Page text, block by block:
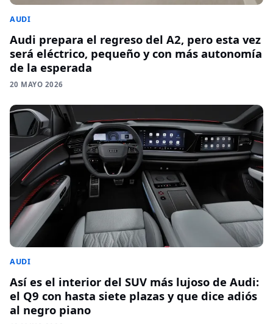
AUDI
Audi prepara el regreso del A2, pero esta vez
será eléctrico, pequeño y con más autonomía
de la esperada
20 MAYO 2026
AUDI
Así es el interior del SUV más lujoso de Audi:
el Q9 con hasta siete plazas y que dice adiós
al negro piano